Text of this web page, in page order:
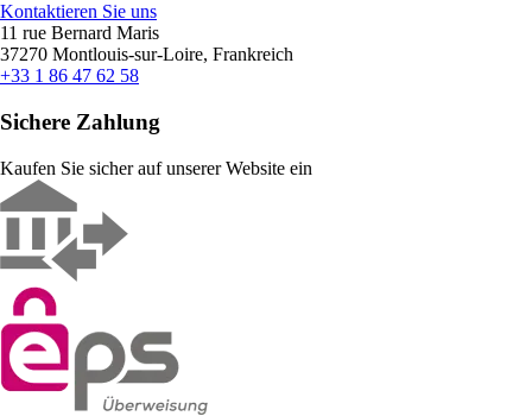
Kontaktieren Sie uns
11 rue Bernard Maris
37270 Montlouis-sur-Loire, Frankreich
+33 1 86 47 62 58
Sichere Zahlung
Kaufen Sie sicher auf unserer Website ein